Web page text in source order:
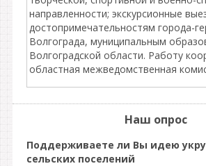
направленности; экскурсионные
достопримечательностям города-
Волгограда, муниципальным
Волгоградской области. Работу
областная межведомственная
Наш опрос
Поддерживаете ли Вы идею
сельских поселений